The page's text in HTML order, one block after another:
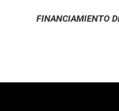
FINANCIAMIENTO